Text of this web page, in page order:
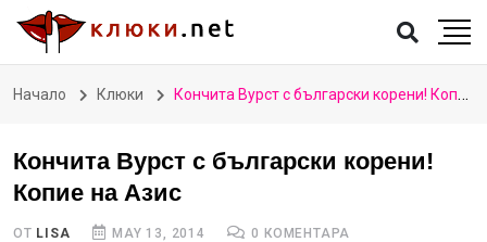
Начало Клюки Кончита Вурст с български корени! Копие на Азис
Кончита Вурст с български корени!
Копие на Азис
ОТ LISA MAY 13, 2014
0 КОМЕНТАРА